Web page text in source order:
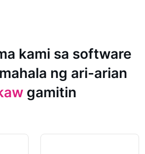
kami sa software
ng ari-arian
gamitin